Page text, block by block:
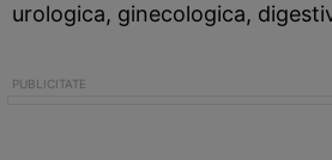
urologica, ginecologica,